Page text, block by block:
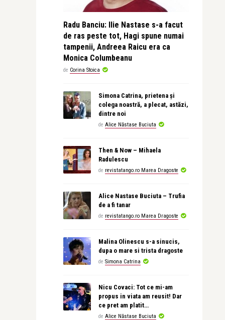
Radu Banciu: Ilie Nastase s-a facut
de ras peste tot, Hagi spune numai
tampenii, Andreea Raicu era ca
Monica Columbeanu
de Corina Stoica
Simona Catrina, prietena și
colega noastră, a plecat, astăzi,
dintre noi
de Alice Năstase Buciuta
Then & Now – Mihaela
Radulescu
de revistatango.ro Marea Dragoste
Alice Nastase Buciuta – Trufia
de a fi tanar
de revistatango.ro Marea Dragoste
Malina Olinescu s-a sinucis,
dupa o mare si trista dragoste
de Simona Catrina
Nicu Covaci: Tot ce mi-am
propus in viata am reusit! Dar
ce pret am platit…
de Alice Năstase Buciuta